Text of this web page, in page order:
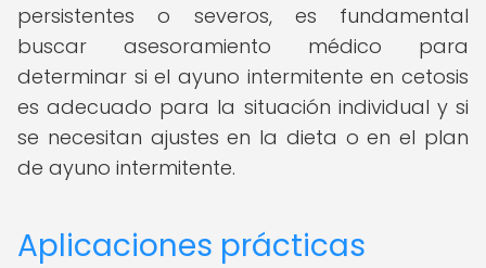
persistentes o severos, es fundamental
buscar asesoramiento médico para
determinar si el ayuno intermitente en cetosis
es adecuado para la situación individual y si
se necesitan ajustes en la dieta o en el plan
de ayuno intermitente.
Aplicaciones prácticas